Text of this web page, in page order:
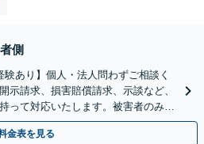
側
験あり】個人・法人問わずご相談く
示請求、損害賠償請求、示談など、
って対応いたします。被害者のみな
夜間・休日面談可】
金表を見る